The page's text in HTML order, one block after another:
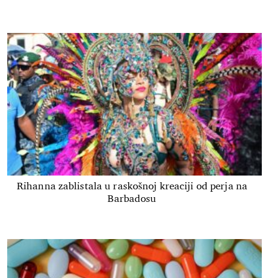
Rihanna zablistala u raskošnoj kreaciji od perja na
Barbadosu